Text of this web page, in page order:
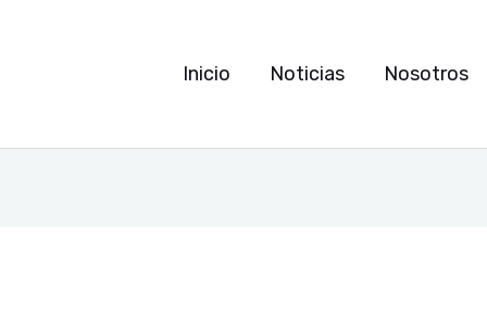
Inicio Noticias Nosotros